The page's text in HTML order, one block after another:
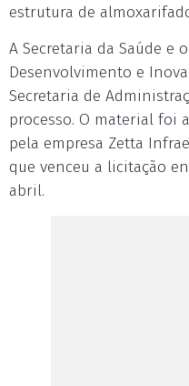
estrutura de
A Secretaria da Saúde e
Desenvolvimento e
Secretaria de
processo. O material foi
pela empresa Zetta
que venceu a licitação
abril.